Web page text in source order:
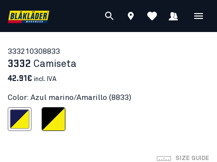
333210308833
3332 Camiseta
42.91€ incl. IVA
Color: Azul marino/Amarillo (8833)
marino/AmarilloNegro/Amarillo
SIZE GUIDE